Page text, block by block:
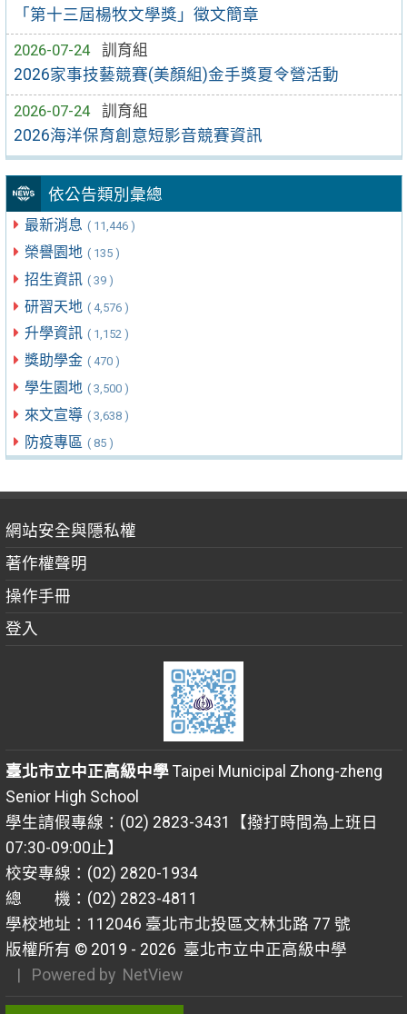
「第十三屆楊牧文學獎」徵文簡章
2026-07-24
訓育組
2026家事技藝競賽(美顏組)金手獎夏令營活動
2026-07-24
訓育組
2026海洋保育創意短影音競賽資訊
依公告類別彙總
最新消息 ( 11,446 )
榮譽園地 ( 135 )
招生資訊 ( 39 )
研習天地 ( 4,576 )
升學資訊 ( 1,152 )
獎助學金 ( 470 )
學生園地 ( 3,500 )
來文宣導 ( 3,638 )
防疫專區 ( 85 )
網站安全與隱私權
著作權聲明
操作手冊
登入
臺北市立中正高級中學Taipei Municipal Zhong-zheng
Senior High School
學生請假專線：(02) 2823-3431【撥打時間為上班日
07:30-09:00止】
校安專線：(02) 2820-1934
總 機：(02) 2823-4811
學校地址：112046 臺北市北投區文林北路 77 號
版權所有 © 2019 - 2026 臺北市立中正高級中學
| Powered by NetView